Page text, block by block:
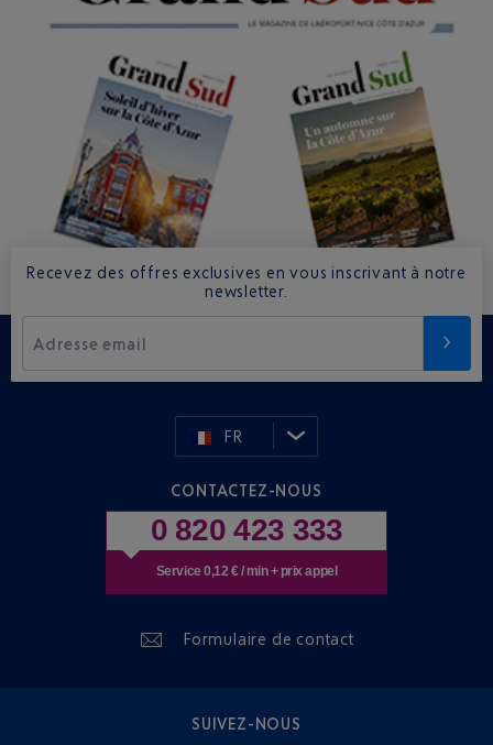
Recevez des offres exclusives en vous inscrivant à notre
newsletter.
Adresse email
FR
CONTACTEZ-NOUS
0 820 423 333
Service 0,12 € / min + prix appel
Formulaire de contact
SUIVEZ-NOUS